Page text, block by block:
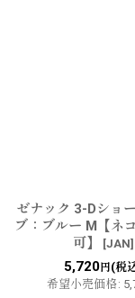
ゼナック 3-Dショ
ブ：ブルー M【ネ
可】
[JAN]
5,720円(税
希望小売価格: